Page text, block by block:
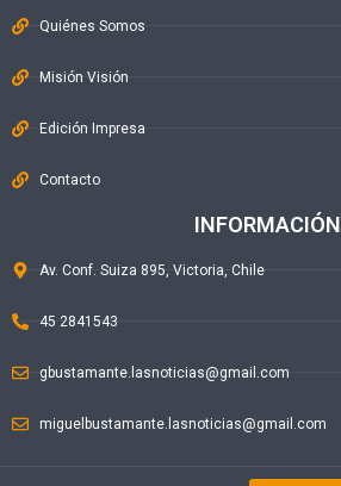
Quiénes Somos
Misión Visión
Edición Impresa
Contacto
INFORMACIÓN
Av. Conf. Suiza 895, Victoria, Chile
45 2841543
gbustamante.lasnoticias@gmail.com
miguelbustamante.lasnoticias@gmail.com